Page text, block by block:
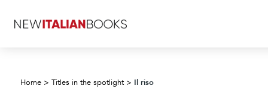
Home >Titles in the spotlight > Il riso